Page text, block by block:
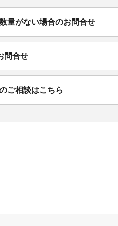
量がない場合のお問合せ
問合せ
ご相談はこちら